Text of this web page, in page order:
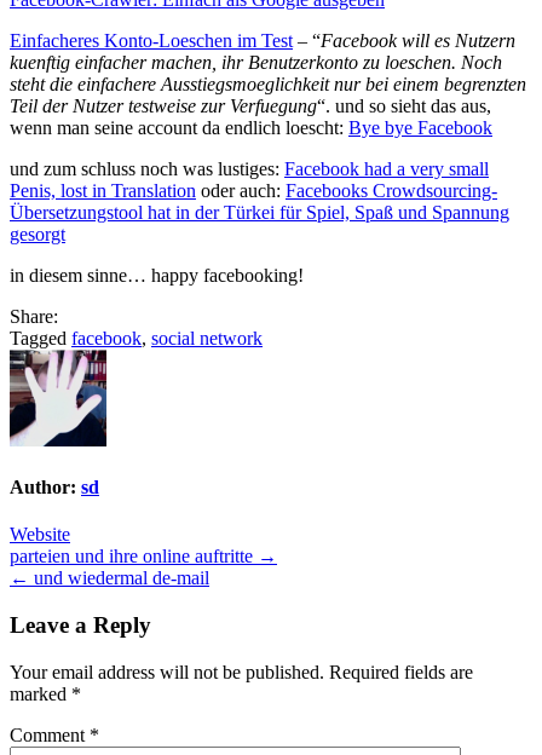
Einfacheres Konto-Loeschen im Test – “Facebook will es Nutzern
kuenftig einfacher machen, ihr Benutzerkonto zu loeschen. Noch
steht die einfachere Ausstiegsmoeglichkeit nur bei einem begrenzten
Teil der Nutzer testweise zur Verfuegung“. und so sieht das aus,
wenn man seine account da endlich loescht: Bye bye Facebook
und zum schluss noch was lustiges: Facebook had a very small
Penis, lost in Translation oder auch: Facebooks Crowdsourcing-
Übersetzungstool hat in der Türkei für Spiel, Spaß und Spannung
gesorgt
in diesem sinne… happy facebooking!
Share:
Tagged facebook, social network
Author: sd
Website
Post
navigation
parteien und ihre online auftritte →
← und wiedermal de-mail
Leave a Reply
Your email address will not be published. Required fields are
marked *
Comment *